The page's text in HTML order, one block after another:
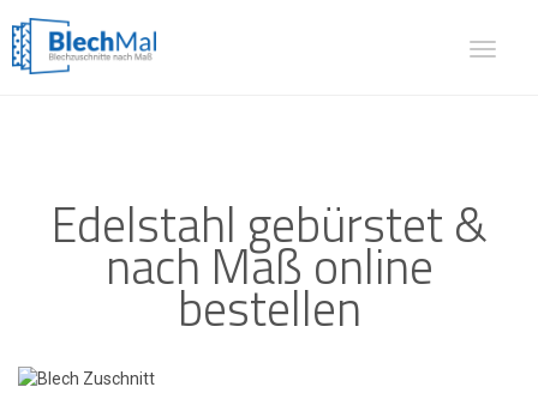
Toggle
Edelstahl gebürstet &
nach Maß online
bestellen